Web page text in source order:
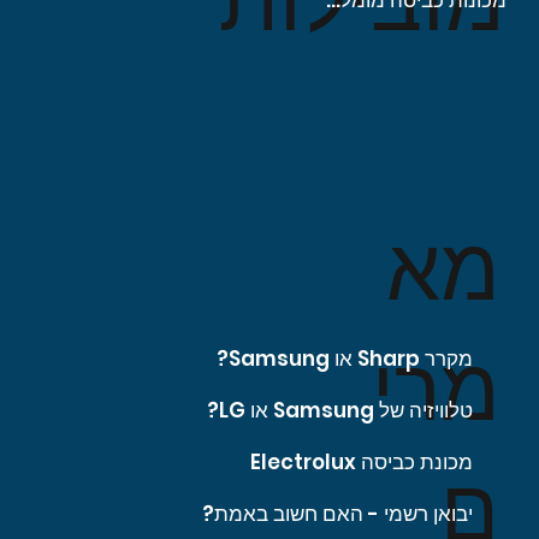
מא
מרי
ם
מקרר Sharp או Samsung?
טלוויזיה של Samsung או LG?
מכונת כביסה Electrolux
יבואן רשמי - האם חשוב באמת?